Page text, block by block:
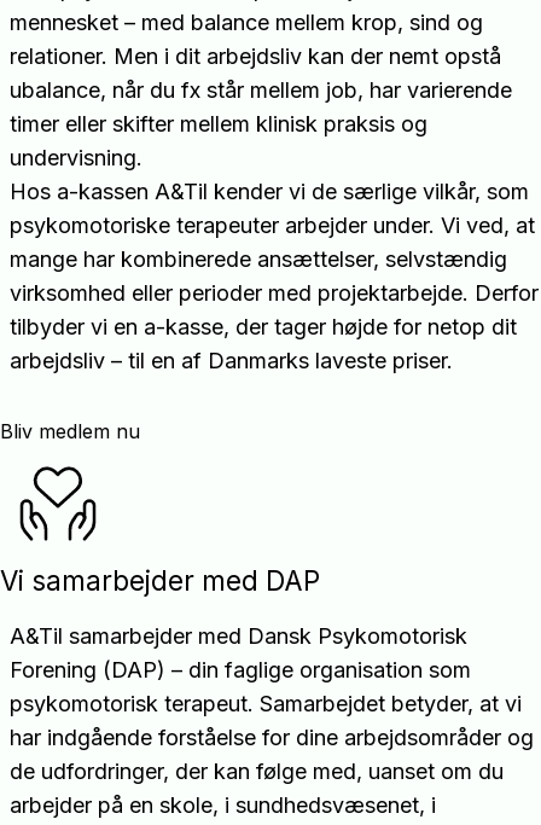
mennesket – med balance mellem krop, sind og
relationer. Men i dit arbejdsliv kan der nemt opstå
ubalance, når du fx står mellem job, har varierende
timer eller skifter mellem klinisk praksis og
undervisning.
Hos a-kassen A&Til kender vi de særlige vilkår, som
psykomotoriske terapeuter arbejder under. Vi ved, at
mange har kombinerede ansættelser, selvstændig
virksomhed eller perioder med projektarbejde. Derfor
tilbyder vi en a-kasse, der tager højde for netop dit
arbejdsliv – til en af Danmarks laveste priser.
Bliv medlem nu
Vi samarbejder med DAP
A&Til samarbejder med Dansk Psykomotorisk
Forening (DAP) – din faglige organisation som
psykomotorisk terapeut. Samarbejdet betyder, at vi
har indgående forståelse for dine arbejdsområder og
de udfordringer, der kan følge med, uanset om du
arbejder på en skole, i sundhedsvæsenet, i